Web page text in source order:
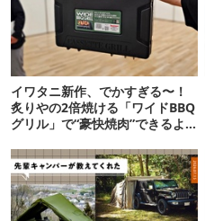
イワタニ新作、でかすぎる〜！
炙りやの2倍焼ける「ワイドBBQ
グリル」で“豪快焼肉”できるよ